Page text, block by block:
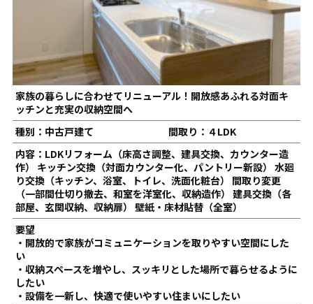
家族の暮らしに合わせてリニューアル！開放感あふれる対面キ
ッチンと充実の収納空間へ
種別：中古戸建て
間取り：４LDK
内容：LDKリフォーム（床高さ調整、建具交換、カウンター造
作） キッチン交換（対面カウンター化、パントリー新設） 水廻
り交換（キッチン、浴室、トイレ、洗面化粧台） 間取り変更
（一部間仕切り撤去、和室を洋室化、収納造作） 建具交換（各
部屋、玄関収納、収納扉） 壁紙・床材貼替（全室）
要望
・開放的で家族がコミュニケーションを取りやすい空間にした
い
・収納スペースを増やし、スッキリとした場所で暮らせるように
したい
・設備を一新し、快適で使いやすい住まいにしたい